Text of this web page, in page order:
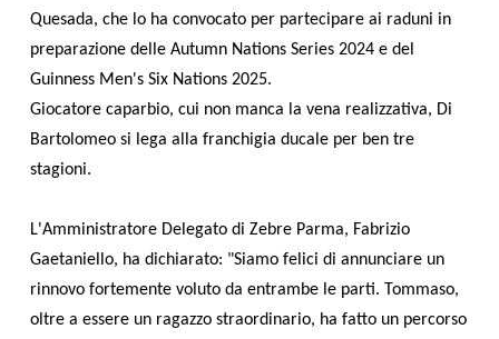
Quesada, che lo ha convocato per partecipare ai raduni in
preparazione delle Autumn Nations Series 2024 e del
Guinness Men's Six Nations 2025.
Giocatore caparbio, cui non manca la vena realizzativa, Di
Bartolomeo si lega alla franchigia ducale per ben tre
stagioni.
L'Amministratore Delegato di Zebre Parma, Fabrizio
Gaetaniello, ha dichiarato: "Siamo felici di annunciare un
rinnovo fortemente voluto da entrambe le parti. Tommaso,
oltre a essere un ragazzo straordinario, ha fatto un percorso